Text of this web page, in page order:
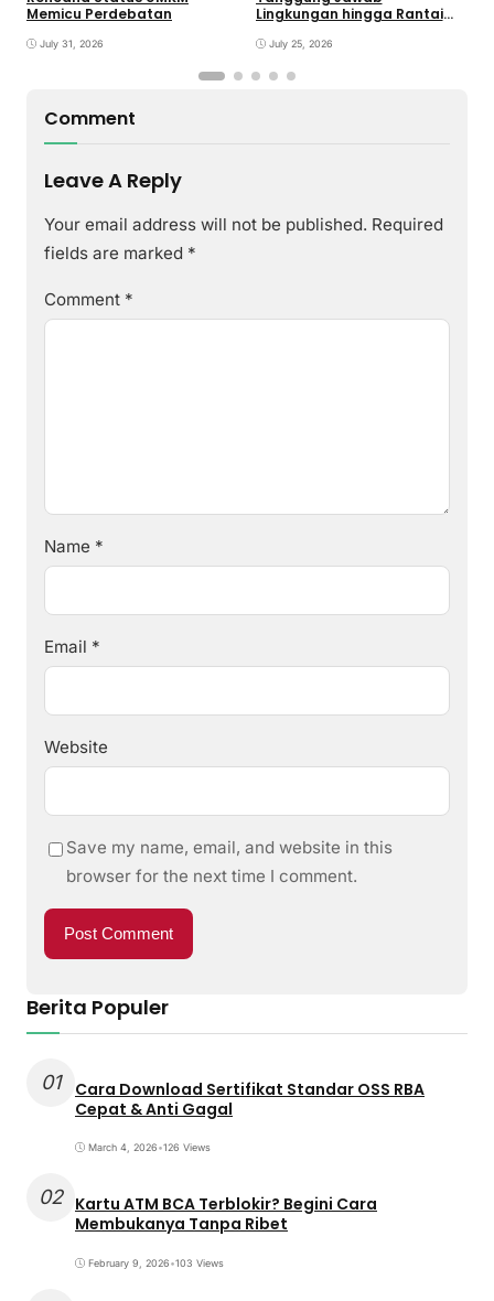
Memicu Perdebatan
July 31, 2026
Lingkungan hingga Rantai
July 25, 2026
Comment
Leave A Reply
Your email address will not be published. Required
fields are marked *
Comment *
Name *
Email *
Website
Save my name, email, and website in this
browser for the next time I comment.
Berita Populer
01
Cara Download Sertifikat Standar OSS RBA
Cepat & Anti Gagal
March 4, 2026•126 Views
02 Kartu ATM BCA Terblokir? Begini Cara
Membukanya Tanpa Ribet
February 9, 2026•103 Views